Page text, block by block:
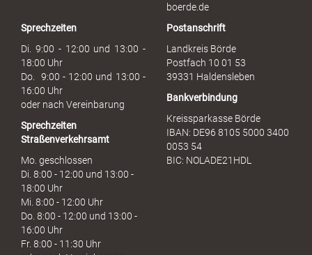
u
h
boerde.de
Sprechzeiten
Di. 9:00 - 12:00 und 13:00 -
18:00 Uhr
Do. 9:00 - 12:00 und 13:00 -
16:00 Uhr
oder nach Vereinbarung
Sprechzeiten
Straßenverkehrsamt
Mo. geschlossen
Di. 8:00 - 12:00 und 13:00 -
18:00 Uhr
Mi. 8:00 - 12:00 Uhr
Do. 8:00 - 12:00 und 13:00 -
16:00 Uhr
Fr. 8:00 - 11:30 Uhr
Postanschrift
Landkreis Börde
Postfach 10 01 53
39331 Haldensleben
Bankverbindung
Kreissparkasse Börde
IBAN: DE96 8105 5000 3400
0053 54
BIC: NOLADE21HDL